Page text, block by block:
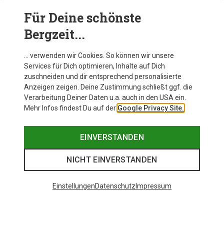
Du sparst 51%
Für Deine schönste
Bergzeit...
… verwenden wir Cookies. So können wir unsere
Services für Dich optimieren, Inhalte auf Dich
zuschneiden und dir entsprechend personalisierte
Anzeigen zeigen. Deine Zustimmung schließt ggf. die
Verarbeitung Deiner Daten u.a. auch in den USA ein.
Mehr Infos findest Du auf der Google Privacy Site.
EINVERSTANDEN
NICHT EINVERSTANDEN
EinstellungenDatenschutz Impressum